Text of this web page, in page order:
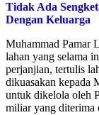
Tidak Ada
Dengan Keluarga
Muhammad Pamar
lahan yang selama
perjanjian, tertulis
dikuasakan kepada
untuk dikelola oleh
miliar yang diterima